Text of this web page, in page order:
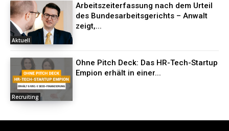
Aktuell
Arbeitszeiterfassung nach dem Urteil
des Bundesarbeitsgerichts – Anwalt
zeigt,...
Recruiting
Ohne Pitch Deck: Das HR-Tech-Startup
Empion erhält in einer...